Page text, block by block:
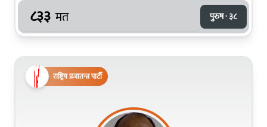
८३३ मत पुरुष · ३८
राष्ट्रिय प्रजातन्त्र पार्टी